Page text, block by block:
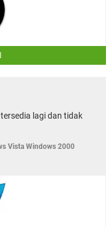
lagi dan tidak
Vista Windows 2000